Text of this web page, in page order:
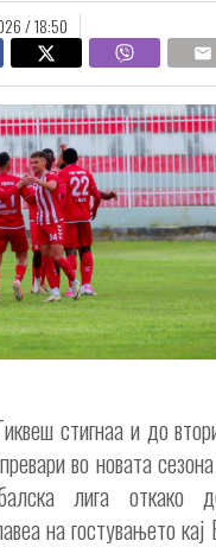
/ 18:50
стигнаа и до
во новата
лига откако
на гостувањето